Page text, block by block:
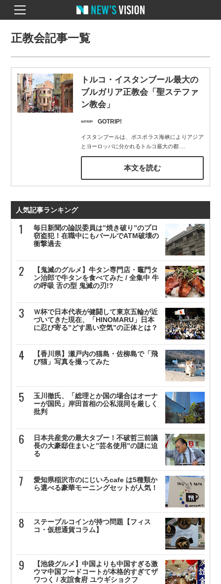
正教会記事一覧
トルコ・イスタンブール最大の
ブルガリア正教会「聖ステファ
ン教会」
GOTRIP!
イスタンブールは、ボスポラス海峡によりアジア
とヨーロッパに分かれるトルコ最大の都…
本文を読む
人気記事ランキング
毎日新聞の論説委員は”焼き破り”のプロ
窃盗犯！在職中にもバールでATM破壊の
衝撃過去
【鬼滅のグルメ】牛タン専門店・竈門タ
ン治郎で牛タンを食べてみた / 全集中 牛
の呼吸 舌の型 鬼滅の刃!?
Ｗ杯で日本代表が健闘して東京五輪が近
づいてきた現在、「HINOMARU」日本
に忍び寄る”どす黒い空気”の正体とは？
【香川県】瀬戸内の猫島・佐柳島で「飛
び猫」写真を撮ってみた
玉川徹氏、「総理とか国の場合はオーナ
ーが国民」岸田首相の公私混同を厳しく
批判
日本共産党の最大タブー！不破哲三前議
長の大豪邸住まいと”芸名使用”の謎に迫
る
愛知県稲沢市のにじいろcafe は5種類か
ら選べる豪華モーニングセットが人気！
ステーブルコインが持つ問題【フィス
コ・仮想通貨コラム】
【池袋グルメ】中国よりも中国すぎる激
ウマ中国フードコートが本格的すぎてザ
ワつく / 友誼食府 ユウギショクフ